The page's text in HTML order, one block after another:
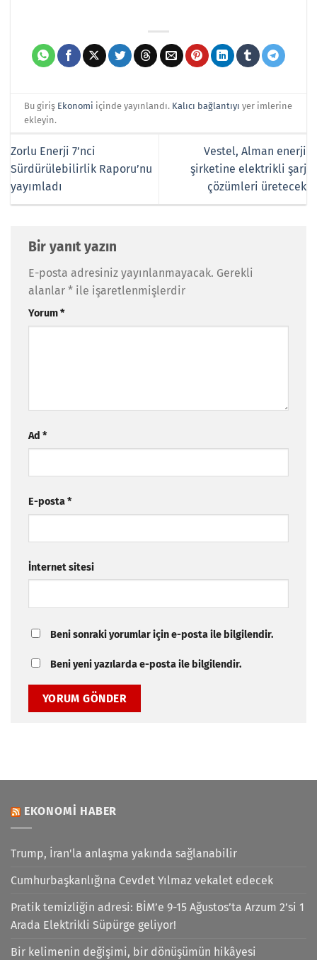
Bu giriş Ekonomi içinde yayınlandı. Kalıcı bağlantıyı yer imlerine
ekleyin.
Zorlu Enerji 7’nci
Sürdürülebilirlik Raporu’nu
yayımladı
Vestel, Alman enerji
şirketine elektrikli şarj
çözümleri üretecek
Bir yanıt yazın
E-posta adresiniz yayınlanmayacak. Gerekli
alanlar * ile işaretlenmişlerdir
Yorum*
Ad *
E-posta*
İnternet sitesi
Beni sonraki yorumlar için e-posta ile bilgilendir.
Beni yeni yazılarda e-posta ile bilgilendir.
EKONOMI HABER
Trump, İran'la anlaşma yakında sağlanabilir
Cumhurbaşkanlığına Cevdet Yılmaz vekalet edecek
Pratik temizliğin adresi: BİM’e 9-15 Ağustos’ta Arzum 2’si 1
Arada Elektrikli Süpürge geliyor!
Bir kelimenin değişimi, bir dönüşümün hikâyesi